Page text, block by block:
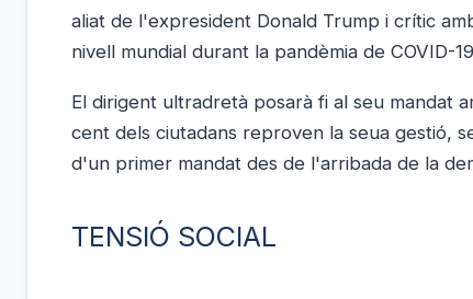
aliat de l'expresident Donald Trump i crític
nivell mundial durant la pandèmia de COVID-
El dirigent ultradretà posarà fi al seu mandat
cent dels ciutadans reproven la seua gestió,
d'un primer mandat des de l'arribada de la
TENSIÓ SOCIAL